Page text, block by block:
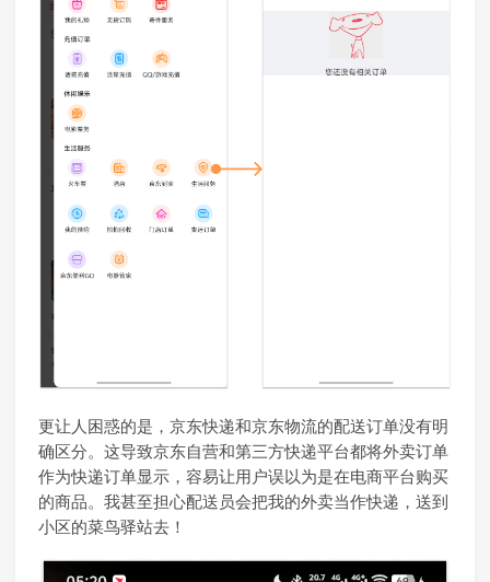
更让人困惑的是，京东快递和京东物流的配送订单没有明
确区分。这导致京东自营和第三方快递平台都将外卖订单
作为快递订单显示，容易让用户误以为是在电商平台购买
的商品。我甚至担心配送员会把我的外卖当作快递，送到
小区的菜鸟驿站去！